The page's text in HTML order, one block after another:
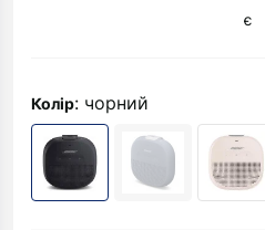
є
Колір: чорний